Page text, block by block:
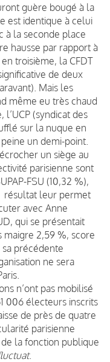
guère bougé à la
est identique à celui
à la seconde place
hausse par rapport à
troisième, la CFDT
de deux
Mais les
même eu très chaud
(syndicat des
sur la nuque en
un demi-point.
un siège au
parisienne sont
FSU (10,32 %),
résultat leur permet
avec Anne
qui se présentait
2,59 %, score
précédente
ne sera
n’ont pas mobilisé
006 électeurs inscrits
de près de quatre
parisienne
la fonction publique
.